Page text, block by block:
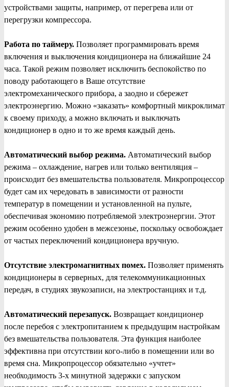
устройствами защиты, например, от перегрева или от
перегрузки компрессора.
Работа по таймеру. Позволяет программировать время
включения и выключения кондиционера на ближайшие 24
часа. Такой режим позволяет исключить беспокойство по
поводу работающего в Ваше отсутствие
электромеханического прибора, а заодно и сбережет
электроэнергию. Можно «заказать» комфортный микроклимат
к своему приходу, а можно включать и выключать
кондиционер в одно и то же время каждый день.
Автоматический выбор режима. Автоматический выбор
режима – охлаждение, нагрев или только вентиляция –
происходит без вмешательства пользователя. Микропроцессор
будет сам их чередовать в зависимости от разности
температур в помещении и установленной на пульте,
обеспечивая экономию потребляемой электроэнергии. Этот
режим особенно удобен в межсезонье, поскольку освобождает
от частых переключений кондиционера вручную.
Отсутствие электромагнитных помех. Позволяет применять
кондиционеры в серверных, для телекоммуникационных
передач, в студиях звукозаписи, на электростанциях и т.д.
Автоматический перезапуск. Возвращает кондиционер
после перебоя с электропитанием к предыдущим настройкам
без вмешательства пользователя. Эта функция наиболее
эффективна при отсутствии кого-либо в помещении или во
время сна. Микропроцессор обязательно «учтет»
необходимость 3-х минутной задержки с запуском